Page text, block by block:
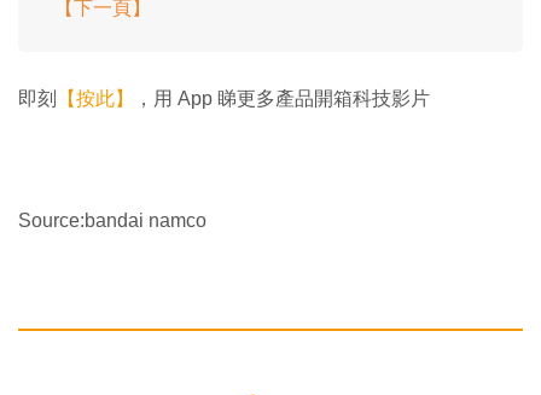
【下一頁】
即刻 【按此】 ，用 App 睇更多產品開箱科技影片
Source:bandai namco